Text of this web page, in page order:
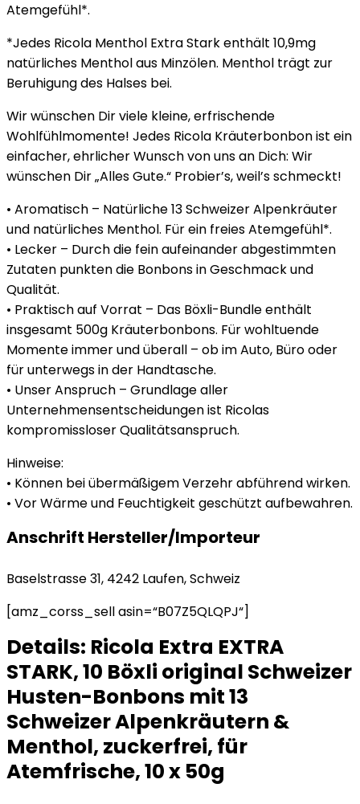
Atemgefühl*.
*Jedes Ricola Menthol Extra Stark enthält 10,9mg
natürliches Menthol aus Minzölen. Menthol trägt zur
Beruhigung des Halses bei.
Wir wünschen Dir viele kleine, erfrischende
Wohlfühlmomente! Jedes Ricola Kräuterbonbon ist ein
einfacher, ehrlicher Wunsch von uns an Dich: Wir
wünschen Dir „Alles Gute.“ Probier’s, weil’s schmeckt!
• Aromatisch – Natürliche 13 Schweizer Alpenkräuter
und natürliches Menthol. Für ein freies Atemgefühl*.
• Lecker – Durch die fein aufeinander abgestimmten
Zutaten punkten die Bonbons in Geschmack und
Qualität.
• Praktisch auf Vorrat – Das Böxli-Bundle enthält
insgesamt 500g Kräuterbonbons. Für wohltuende
Momente immer und überall – ob im Auto, Büro oder
für unterwegs in der Handtasche.
• Unser Anspruch – Grundlage aller
Unternehmensentscheidungen ist Ricolas
kompromissloser Qualitätsanspruch.
Hinweise:
• Können bei übermäßigem Verzehr abführend wirken.
• Vor Wärme und Feuchtigkeit geschützt aufbewahren.
Anschrift Hersteller/Importeur
Baselstrasse 31, 4242 Laufen, Schweiz
[amz_corss_sell asin=“B07Z5QLQPJ“]
Details: Ricola Extra EXTRA
STARK, 10 Böxli original Schweizer
Husten-Bonbons mit 13
Schweizer Alpenkräutern &
Menthol, zuckerfrei, für
Atemfrische, 10 x 50g